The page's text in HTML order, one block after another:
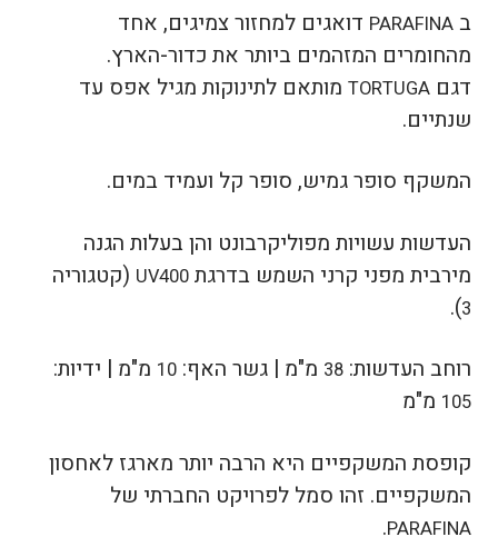
ב PARAFINA דואגים למחזור צמיגים, אחד
מהחומרים המזהמים ביותר את כדור-הארץ.
דגם TORTUGA מותאם לתינוקות מגיל אפס עד
שנתיים.
המשקף סופר גמיש, סופר קל ועמיד במים.
העדשות עשויות מפוליקרבונט והן בעלות הגנה
מירבית מפני קרני השמש בדרגת UV400 (קטגוריה
3
)
.
רוחב העדשות: 38 מ"מ | גשר האף: 10 מ"מ | ידיות:
105 מ"מ
קופסת המשקפיים היא הרבה יותר מארגז לאחסון
המשקפיים. זהו סמל לפרויקט החברתי של
PARAFINA
.